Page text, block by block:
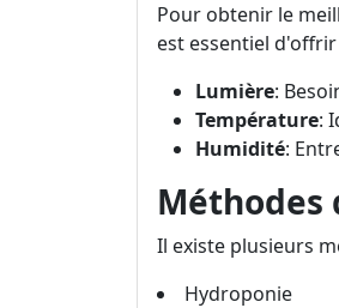
Pour obtenir le
est essentiel
Lumière:
Température:
Humidité:
Méthodes
Il existe plusieurs
Hydroponie